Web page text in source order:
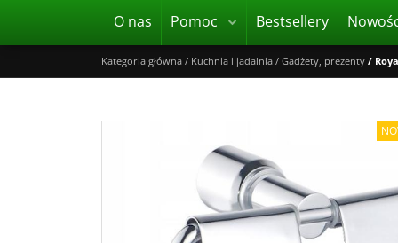
O nas Pomoc Bestsellery
Kategoria główna / Kuchnia i jadalnia / Gadżety, prezenty /